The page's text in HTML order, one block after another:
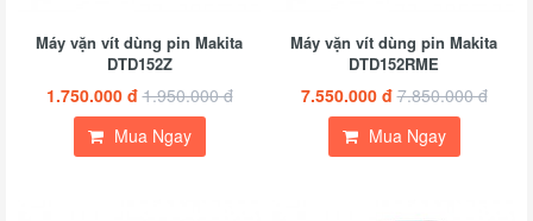
Máy vặn vít dùng pin Makita
DTD152Z
1.750.000 đ 1.950.000 đ
Mua Ngay
Máy vặn vít dùng pin Makita
DTD152RME
7.550.000 đ 7.850.000 đ
Mua Ngay